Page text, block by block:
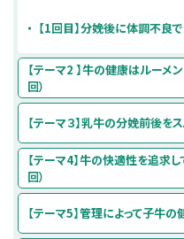
【1回目】分娩後に体調不良
【テーマ2 】牛の健康はルーメ
回）
【テーマ３】乳牛の分娩前後を
【テーマ4】牛の快適性を追求
回）
【テーマ5】管理によって子牛の